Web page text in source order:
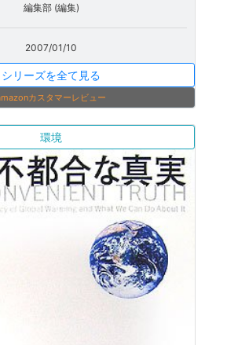
編集部 (編集)
2007/01/10
シリーズを全て見る
カスタマーレビュー
環境